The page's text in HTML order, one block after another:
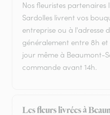
Nos fleuristes
Sardolles livrent vos
entreprise ou à l'adresse
généralement entre 8h
jour même à Beaumont-
commande avant 14h.
Les fleurs livrées à